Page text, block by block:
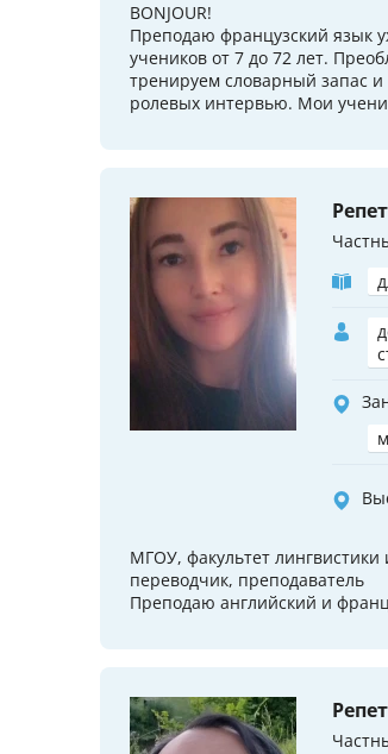
BONJOUR!
Преподаю французский язык
учеников от 7 до 72 лет.
тренируем словарный запас
ролевых интервью. Мои
МГОУ, факультет
переводчик, преподаватель
Преподаю английский и